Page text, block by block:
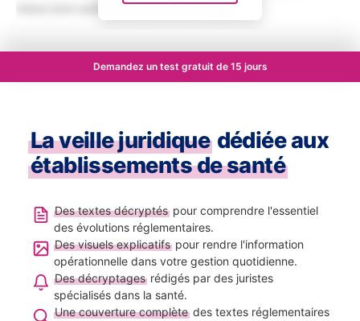
eaque ipsa quae ab illo inventore veritatis.
Demandez un test gratuit de 15 jours
La veille juridique dédiée aux
établissements de santé
Des textes décryptéspour comprendre l'essentiel
des évolutions réglementaires.
Des visuels explicatifspour rendre l'information
opérationnelle dans votre gestion quotidienne.
Des décryptagesrédigés par des juristes
spécialisés dans la santé.
Une couverture complètedes textes réglementaires